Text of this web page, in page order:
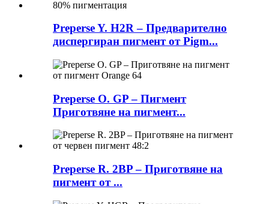
Preperse Y. H2R – Предварително
диспергиран пигмент от Pigm...
Preperse O. GP – Пигмент
Приготвяне на пигмент...
Preperse R. 2BP – Приготвяне на
пигмент от ...